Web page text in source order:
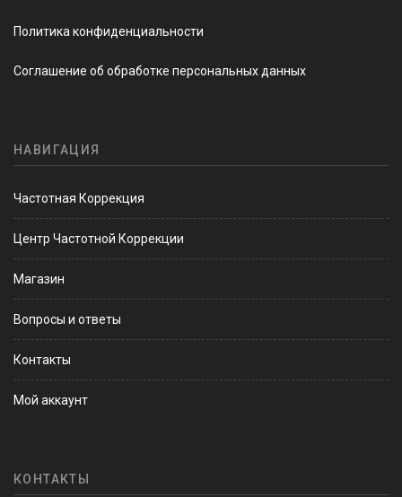
Политика конфиденциальности
Соглашение об обработке персональных данных
НАВИГАЦИЯ
Частотная Коррекция
Центр Частотной Коррекции
Магазин
Вопросы и ответы
Контакты
Мой аккаунт
КОНТАКТЫ